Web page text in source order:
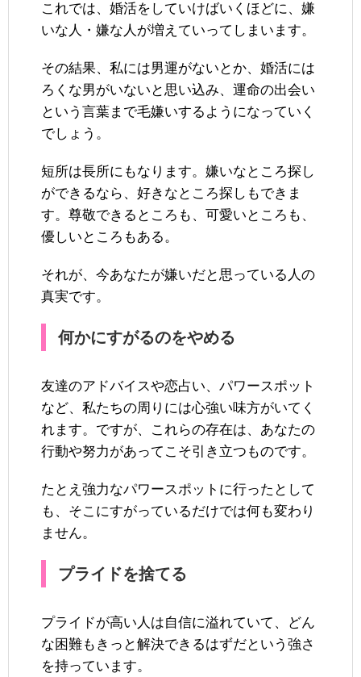
これでは、婚活をしていけばいくほどに、嫌
いな人・嫌な人が増えていってしまいます。
その結果、私には男運がないとか、婚活には
ろくな男がいないと思い込み、運命の出会い
という言葉まで毛嫌いするようになっていく
でしょう。
短所は長所にもなります。嫌いなところ探し
ができるなら、好きなところ探しもできま
す。尊敬できるところも、可愛いところも、
優しいところもある。
それが、今あなたが嫌いだと思っている人の
真実です。
何かにすがるのをやめる
友達のアドバイスや恋占い、パワースポット
など、私たちの周りには心強い味方がいてく
れます。ですが、これらの存在は、あなたの
行動や努力があってこそ引き立つものです。
たとえ強力なパワースポットに行ったとして
も、そこにすがっているだけでは何も変わり
ません。
プライドを捨てる
プライドが高い人は自信に溢れていて、どん
な困難もきっと解決できるはずだという強さ
を持っています。